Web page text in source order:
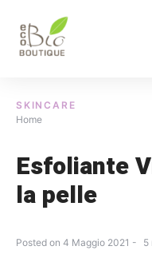
content
SKINCARE
Home
Esfoliante
la pelle
Posted on 4 Maggio 2021 5